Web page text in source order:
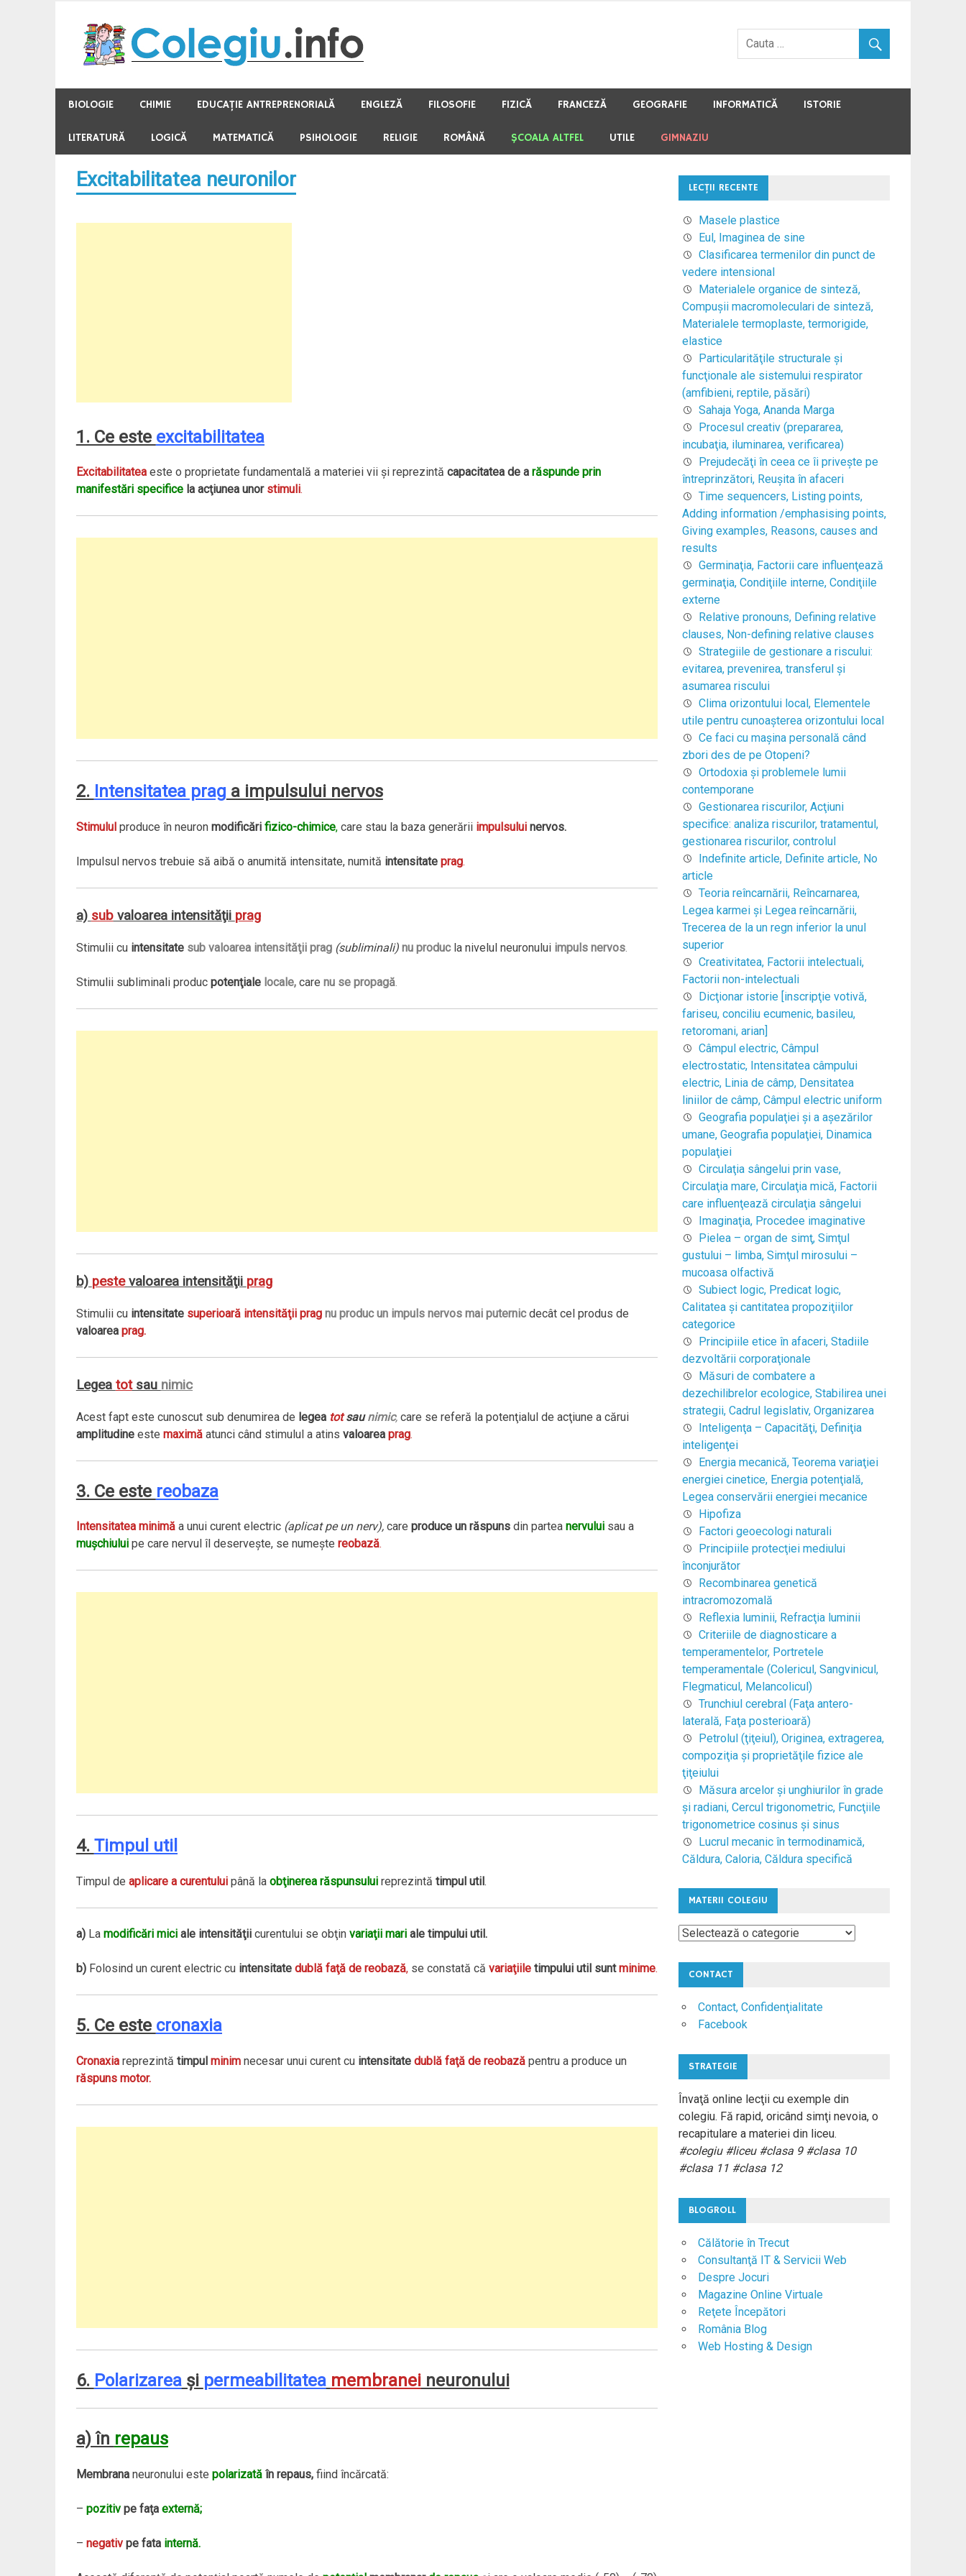
content
BIOLOGIE CHIMIE EDUCAŢIE ANTREPRENORIALĂ ENGLEZĂ FILOSOFIE FIZICĂ FRANCEZĂ GEOGRAFIE INFORMATICĂ ISTORIE
LITERATURĂ LOGICĂ MATEMATICĂ PSIHOLOGIE RELIGIE ROMÂNĂ ŞCOALA ALTFEL UTILE GIMNAZIU
Excitabilitatea neuronilor
1. Ce este excitabilitatea
Excitabilitateaeste o proprietate fundamentală a materiei vii şi reprezintă capacitatea de a răspunde prin
manifestări specificela acţiunea unor stimuli.
2. Intensitatea prag a impulsului nervos
Stimulul produce în neuron modificări fizico-chimice,care stau la baza generării impulsuluinervos.
Impulsul nervos trebuie să aibă o anumită intensitate, numită intensitate prag.
a) subvaloarea intensităţii prag
Stimulii cu intensitate sub valoarea intensităţii prag (subliminali) nu produc la nivelul neuronului impuls nervos.
Stimulii subliminali produc potenţiale locale,care nu se propagă.
b) pestevaloarea intensităţii prag
Stimulii cu intensitate superioară intensităţii prag nu produc un impuls nervos mai puternicdecât cel produs de
valoareaprag.
Legea totsau nimic
Acest fapt este cunoscut sub denumirea de legea totsaunimic,care se referă la potenţialul de acţiune a cărui
amplitudineeste maximăatunci când stimulul a atins valoarea prag.
3. Ce este reobaza
Intensitatea minimăa unui curent electric (aplicat pe un nerv),care produce un răspunsdin partea nervuluisau a
muşchiuluipe care nervul îl deserveşte, se numeşte reobază.
4. Timpul util
Timpul de aplicare a curentuluipână la obţinerea răspunsuluireprezintă timpul util .
a)La modificări miciale intensităţiicurentului se obţin variaţii mariale timpului util.
b)Folosind un curent electric cu intensitate dublă faţă de reobază,se constată că variaţiiletimpului util suntminime.
5. Ce este cronaxia
Cronaxiareprezintă timpul minimnecesar unui curent cu intensitate dublă faţă de reobazăpentru a produce un
răspuns motor.
6. Polarizareaşi permeabilitatea membraneineuronului
a) în repaus
Membrananeuronului este polarizată în repaus,fiind încărcată:
– pozitivpe faţa externă;
– negativpe fata internă.
LECŢII RECENTE
Masele plastice
Eul, Imaginea de sine
Clasificarea termenilor din punct de
vedere intensional
Materialele organice de sinteză,
Compuşii macromoleculari de sinteză,
Materialele termoplaste, termorigide,
elastice
Particularităţile structurale şi
funcţionale ale sistemului respirator
(amfibieni, reptile, păsări)
Sahaja Yoga, Ananda Marga
Procesul creativ (prepararea,
incubaţia, iluminarea, verificarea)
Prejudecăţi în ceea ce îi priveşte pe
întreprinzători, Reuşita în afaceri
Time sequencers, Listing points,
Adding information /emphasising points,
Giving examples, Reasons, causes and
results
Germinaţia, Factorii care influenţează
germinaţia, Condiţiile interne, Condiţiile
externe
Relative pronouns, Defining relative
clauses, Non-defining relative clauses
Strategiile de gestionare a riscului:
evitarea, prevenirea, transferul şi
asumarea riscului
Clima orizontului local, Elementele
utile pentru cunoaşterea orizontului local
Ce faci cu mașina personală când
zbori des de pe Otopeni?
Ortodoxia şi problemele lumii
contemporane
Gestionarea riscurilor, Acţiuni
specifice: analiza riscurilor, tratamentul,
gestionarea riscurilor, controlul
Indefinite article, Definite article, No
article
Teoria reîncarnării, Reîncarnarea,
Legea karmei şi Legea reîncarnării,
Trecerea de la un regn inferior la unul
superior
Creativitatea, Factorii intelectuali,
Factorii non-intelectuali
Dicţionar istorie [inscripţie votivă,
fariseu, conciliu ecumenic, basileu,
retoromani, arian]
Câmpul electric, Câmpul
electrostatic, Intensitatea câmpului
electric, Linia de câmp, Densitatea
liniilor de câmp, Câmpul electric uniform
Geografia populaţiei şi a aşezărilor
umane, Geografia populaţiei, Dinamica
populaţiei
Circulaţia sângelui prin vase,
Circulaţia mare, Circulaţia mică, Factorii
care influenţează circulaţia sângelui
Imaginaţia, Procedee imaginative
Pielea – organ de simţ, Simţul
gustului – limba, Simţul mirosului –
mucoasa olfactivă
Subiect logic, Predicat logic,
Calitatea şi cantitatea propoziţiilor
categorice
Principiile etice în afaceri, Stadiile
dezvoltării corporaţionale
Măsuri de combatere a
dezechilibrelor ecologice, Stabilirea unei
strategii, Cadrul legislativ, Organizarea
Inteligenţa – Capacităţi, Definiţia
inteligenţei
Energia mecanică, Teorema variaţiei
energiei cinetice, Energia potenţială,
Legea conservării energiei mecanice
Hipofiza
Factori geoecologi naturali
Principiile protecţiei mediului
înconjurător
Recombinarea genetică
intracromozomală
Reflexia luminii, Refracţia luminii
Criteriile de diagnosticare a
temperamentelor, Portretele
temperamentale (Colericul, Sangvinicul,
Flegmaticul, Melancolicul)
Trunchiul cerebral (Faţa antero-
laterală, Faţa posterioară)
Petrolul (ţiţeiul), Originea, extragerea,
compoziţia şi proprietăţile fizice ale
ţiţeiului
Măsura arcelor şi unghiurilor în grade
şi radiani, Cercul trigonometric, Funcţiile
trigonometrice cosinus şi sinus
Lucrul mecanic în termodinamică,
Căldura, Caloria, Căldura specifică
MATERII COLEGIU
Materii
CONTACT
Contact, Confidenţialitate
Facebook
STRATEGIE
Învaţă online lecţii cu exemple din
colegiu. Fă rapid, oricând simţi nevoia, o
recapitulare a materiei din liceu.
#colegiu #liceu #clasa 9 #clasa 10
#clasa 11 #clasa 12
BLOGROLL
Călătorie în Trecut
Consultanţă IT & Servicii Web
Despre Jocuri
Magazine Online Virtuale
Reţete Începători
România Blog
Web Hosting & Design